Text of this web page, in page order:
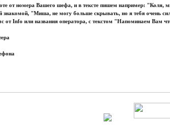
от номера Вашего шефа, и в тексте пишем например: "Коля,
знакомой, "Миша, не могу больше скрывать, но я тебя очень
от Info или названия оператора, с текстом "Напоминаем Вам